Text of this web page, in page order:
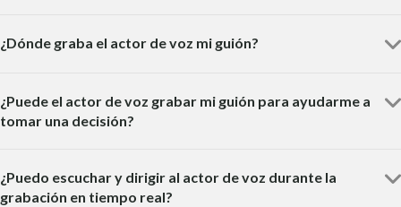
¿Dónde graba el actor de voz mi guión?
¿Puede el actor de voz grabar mi guión para ayudarme a
tomar una decisión?
¿Puedo escuchar y dirigir al actor de voz durante la
grabación en tiempo real?